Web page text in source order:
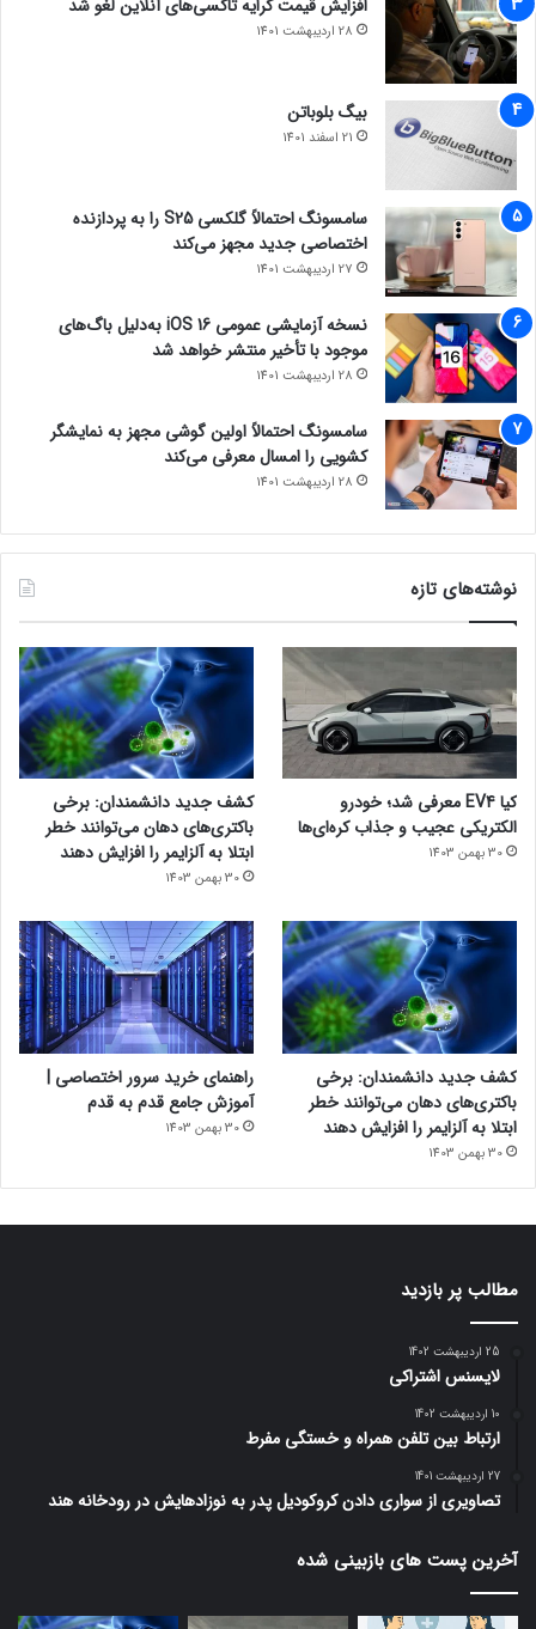
افزایش قیمت کرایه تاکسی‌های آنلاین لغو شد
28 اردیبهشت 1401
بیگ بلوباتن
21 اسفند 1401
سامسونگ احتمالاً گلکسی S25 را به پردازنده
اختصاصی جدید مجهز می‌کند
27 اردیبهشت 1401
نسخه آزمایشی عمومی iOS 16 به‌دلیل باگ‌های
موجود با تأخیر منتشر خواهد شد
28 اردیبهشت 1401
سامسونگ احتمالاً اولین گوشی مجهز به نمایشگر
کشویی را امسال معرفی می‌کند
28 اردیبهشت 1401
نوشته‌های تازه
کیا EV4 معرفی شد؛ خودرو
الکتریکی عجیب و جذاب کره‌ای‌ها
30 بهمن 1403
کشف جدید دانشمندان: برخی
باکتری‌های دهان می‌توانند خطر
ابتلا به آلزایمر را افزایش دهند
30 بهمن 1403
کشف جدید دانشمندان: برخی
باکتری‌های دهان می‌توانند خطر
ابتلا به آلزایمر را افزایش دهند
30 بهمن 1403
راهنمای خرید سرور اختصاصی |
آموزش جامع قدم به قدم
30 بهمن 1403
مطالب پر بازدید
25 اردیبهشت 1402
لایسنس اشتراکی
10 اردیبهشت 1402
ارتباط بین تلفن همراه و خستگی مفرط
27 اردیبهشت 1401
تصاویری از سواری دادن کروکودیل پدر به نوزادهایش در رودخانه هند
آخرین پست های بازبینی شده